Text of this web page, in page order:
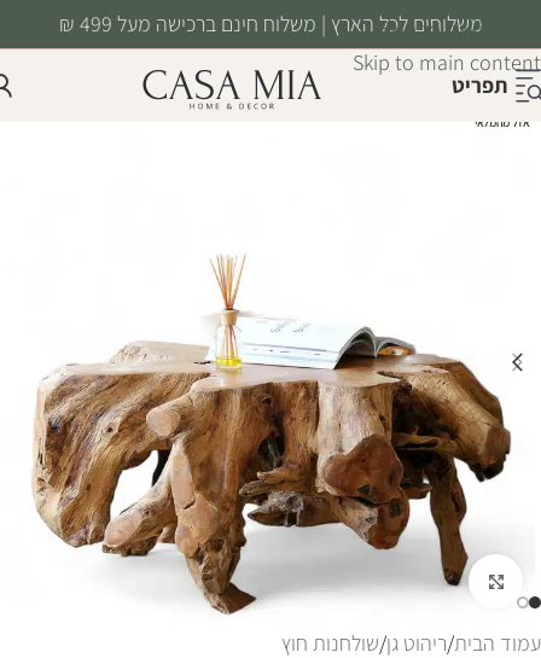
Skip to navigation
Skip to main content
משלוחים לכל הארץ | משלוח חינם ברכישה מעל 499 ₪
תפריט
אזל מהמלאי
לחצו להגדלה
עמוד הבית/ריהוט גן/שולחנות חוץ